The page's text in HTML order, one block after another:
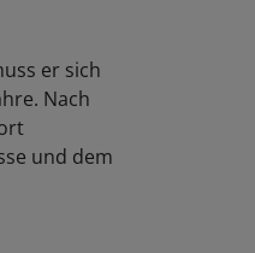
er sich
Nach
und dem